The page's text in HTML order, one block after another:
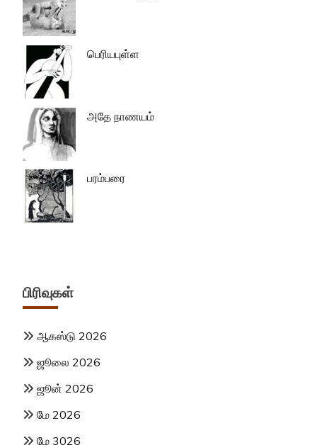
பெரியபுள்ள
அதே நாணயம்
பரம்பரை
பிரிவுகள்
ஆகஸ்டு 2026
ஜூலை 2026
ஜூன் 2026
மே 2026
மே 3026